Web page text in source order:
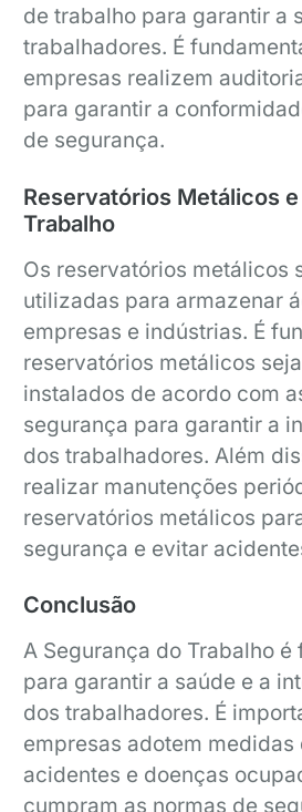
de trabalho para garantir a
trabalhadores. É
empresas realizem
para garantir a
de segurança.
Reservatórios Metálicos
Trabalho
Os reservatórios metálicos
utilizadas para armazenar
empresas e indústrias. É
reservatórios metálicos
instalados de acordo com
segurança para garantir a
dos trabalhadores. Além
realizar manutenções
reservatórios metálicos
segurança e evitar
Conclusão
A Segurança do Trabalho é
para garantir a saúde e a
dos trabalhadores. É
empresas adotem
acidentes e doenças
cumpram as normas de